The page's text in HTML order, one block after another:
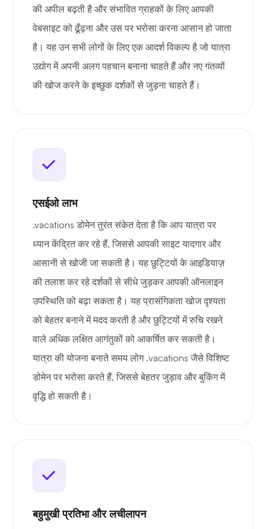
की अपील बढ़ती है और संभावित ग्राहकों के लिए आपकी
वेबसाइट को ढूँढ़ना और उस पर भरोसा करना आसान हो जाता
है। यह उन सभी लोगों के लिए एक आदर्श विकल्प है जो यात्रा
उद्योग में अपनी अलग पहचान बनाना चाहते हैं और नए गंतव्यों
की खोज करने के इच्छुक दर्शकों से जुड़ना चाहते हैं।
एसईओ लाभ
.vacations डोमेन तुरंत संकेत देता है कि आप यात्रा पर
ध्यान केंद्रित कर रहे हैं, जिससे आपकी साइट यादगार और
आसानी से खोजी जा सकती है। यह छुट्टियों के आइडियाज़
की तलाश कर रहे दर्शकों से सीधे जुड़कर आपकी ऑनलाइन
उपस्थिति को बढ़ा सकता है। यह प्रासंगिकता खोज दृश्यता
को बेहतर बनाने में मदद करती है और छुट्टियों में रुचि रखने
वाले अधिक लक्षित आगंतुकों को आकर्षित कर सकती है।
यात्रा की योजना बनाते समय लोग .vacations जैसे विशिष्ट
डोमेन पर भरोसा करते हैं, जिससे बेहतर जुड़ाव और बुकिंग में
वृद्धि हो सकती है।
बहुमुखी प्रतिभा और लचीलापन